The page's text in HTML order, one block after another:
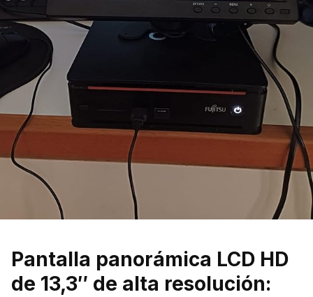
Pantalla panorámica LCD HD
de 13,3″ de alta resolución: